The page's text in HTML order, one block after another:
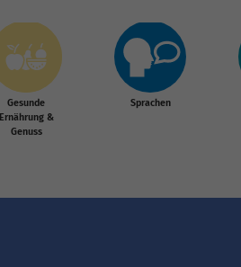
Gesunde
Ernährung &
Genuss
Sprachen